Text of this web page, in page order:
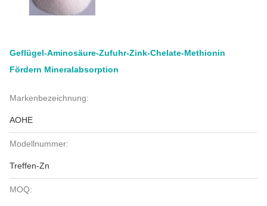
Geflügel-Aminosäure-Zufuhr-Zink-Chelate-Methionin
Fördern Mineralabsorption
Markenbezeichnung:
AOHE
Modellnummer:
Treffen-Zn
MOQ: